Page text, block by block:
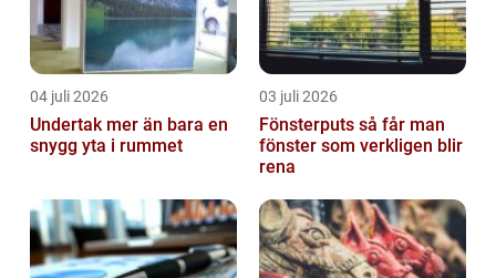
04 juli 2026
Undertak mer än bara en
snygg yta i rummet
03 juli 2026
Fönsterputs så får man
fönster som verkligen blir
rena